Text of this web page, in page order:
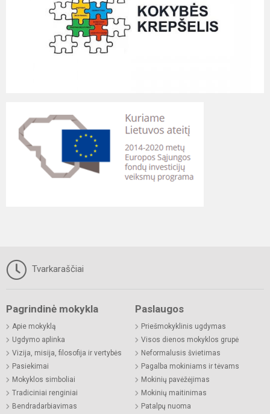
Tvarkaraščiai
Pagrindinė mokykla
Apie mokyklą
Ugdymo aplinka
Vizija, misija, filosofija ir vertybės
Pasiekimai
Mokyklos simboliai
Tradiciniai renginiai
Bendradarbiavimas
Paslaugos
Priešmokyklinis ugdymas
Visos dienos mokyklos grupė
Neformalusis švietimas
Pagalba mokiniams ir tėvams
Mokinių pavėžėjimas
Mokinių maitinimas
Patalpų nuoma